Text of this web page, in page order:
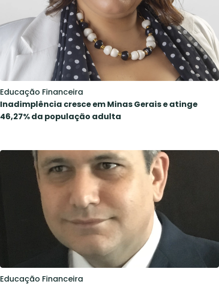
Educação Financeira
Inadimplência cresce em Minas Gerais e atinge
46,27% da população adulta
Educação Financeira